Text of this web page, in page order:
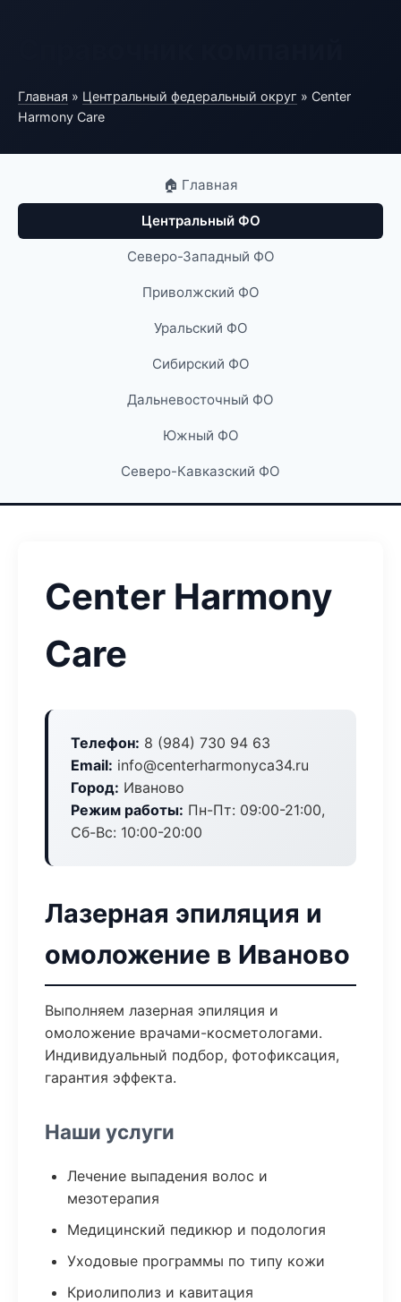
Главная » Центральный федеральный округ » Center
Harmony Care
🏠 Главная
Центральный ФО
Северо-Западный ФО
Приволжский ФО
Уральский ФО
Сибирский ФО
Дальневосточный ФО
Южный ФО
Северо-Кавказский ФО
Center Harmony
Care
Телефон: 8 (984) 730 94 63
Email: info@centerharmonyca34.ru
Город: Иваново
Режим работы: Пн-Пт: 09:00-21:00,
Сб-Вс: 10:00-20:00
Лазерная эпиляция и
омоложение в Иваново
Выполняем лазерная эпиляция и
омоложение врачами-косметологами.
Индивидуальный подбор, фотофиксация,
гарантия эффекта.
Наши услуги
Лечение выпадения волос и
мезотерапия
Медицинский педикюр и подология
Уходовые программы по типу кожи
Криолиполиз и кавитация